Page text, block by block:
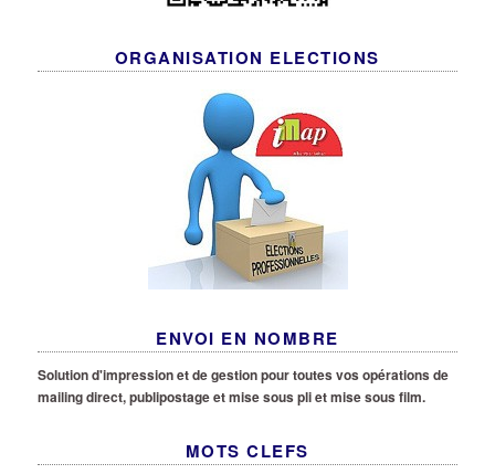
ORGANISATION ELECTIONS
ENVOI EN NOMBRE
Solution d'impression et de gestion pour toutes vos opérations de
mailing direct, publipostage et mise sous pli et mise sous film.
MOTS CLEFS